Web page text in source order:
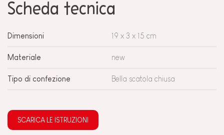
Scheda tecnica
Dimensioni 19 x 3 x 15 cm
Materiale new
Tipo di confezione Bella scatola chiusa
SCARICA LE ISTRUZIONI